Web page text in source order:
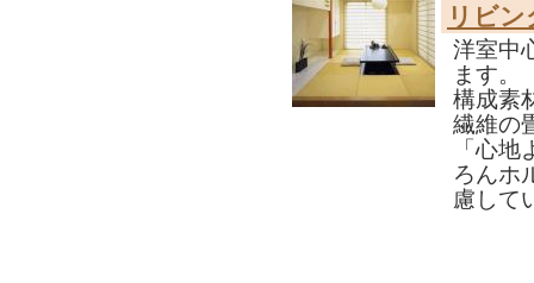
リビ
洋室中
ます。
構成素
繊維の
「心
ろんホ
慮して